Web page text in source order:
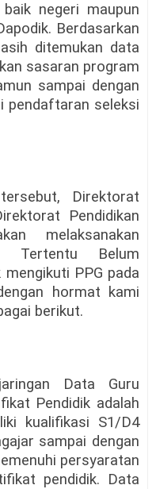
negeri maupun
Berdasarkan
ditemukan data
sasaran program
sampai dengan
pendaftaran seleksi
Direktorat
Pendidikan
melaksanakan
Tertentu Belum
PPG pada
hormat kami
berikut.
Data Guru
Pendidik adalah
kualifikasi S1/D4
sampai dengan
persyaratan
pendidik. Data